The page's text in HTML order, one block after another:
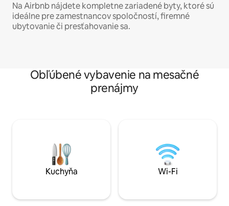
Na Airbnb nájdete kompletne zariadené byty, ktoré sú
ideálne pre zamestnancov spoločností, firemné
ubytovanie či presťahovanie sa.
Obľúbené vybavenie na mesačné
prenájmy
Kuchyňa Wi-Fi